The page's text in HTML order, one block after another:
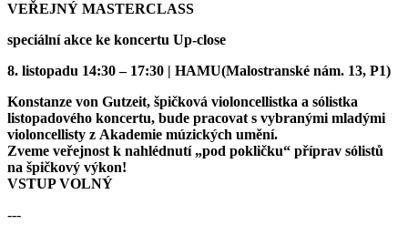
VEŘEJNÝ MASTERCLASS
speciální akce ke koncertu Up-close
8. listopadu 14:30 – 17:30 | HAMU(Malostranské nám. 13, P1)
Konstanze von Gutzeit, špičková violoncellistka a sólistka
listopadového koncertu, bude pracovat s vybranými mladými
violoncellisty z Akademie múzických umění.
Zveme veřejnost k nahlédnutí „pod pokličku“ příprav sólistů
na špičkový výkon!
VSTUP VOLNÝ
---